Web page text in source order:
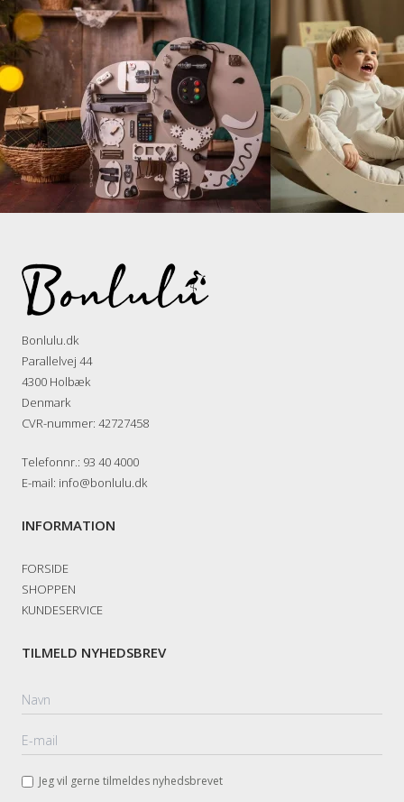
Bonlulu.dk
Parallelvej 44
4300 Holbæk
Denmark
CVR-nummer: 42727458
Telefonnr.: 93 40 4000
E-mail: info@bonlulu.dk
INFORMATION
FORSIDE
SHOPPEN
KUNDESERVICE
TILMELD NYHEDSBREV
Jeg vil gerne tilmeldes nyhedsbrevet